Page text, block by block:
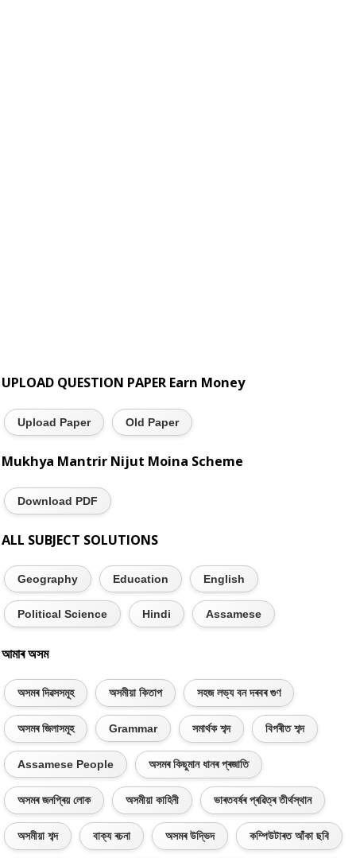
UPLOAD QUESTION PAPER Earn Money
Upload Paper Old Paper
Mukhya Mantrir Nijut Moina Scheme
Download PDF
ALL SUBJECT SOLUTIONS
Geography Education English
Political Science Hindi Assamese
আমাৰ অসম
অসমৰ দিৱসসমূহ অসমীয়া কিতাপ সহজ লভ্য বন দৰবৰ গুণ
অসমৰ জিলাসমূহ Grammar সমাৰ্থক শব্দ বিপৰীত শব্দ
Assamese People অসমৰ কিছুমান ধানৰ প্ৰজাতি
অসমৰ জনপ্ৰিয় লোক অসমীয়া কাহিনী ভাৰতবৰ্ষৰ প্ৰৱিত্ৰ তীৰ্থস্থান
অসমীয়া শব্দ বাক্য ৰচনা অসমৰ উদ্ভিদ কম্পিউটাৰত আঁকা ছবি